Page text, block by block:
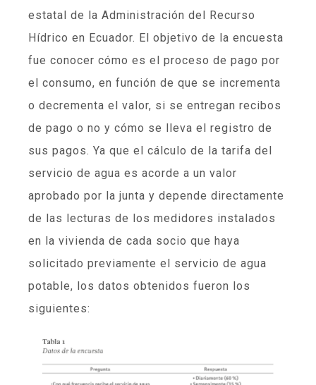
estatal de la Administración del Recurso
Hídrico en Ecuador. El objetivo de la encuesta
fue conocer cómo es el proceso de pago por
el consumo, en función de que se incrementa
o decrementa el valor, si se entregan recibos
de pago o no y cómo se lleva el registro de
sus pagos. Ya que el cálculo de la tarifa del
servicio de agua es acorde a un valor
aprobado por la junta y depende directamente
de las lecturas de los medidores instalados
en la vivienda de cada socio que haya
solicitado previamente el servicio de agua
potable, los datos obtenidos fueron los
siguientes: